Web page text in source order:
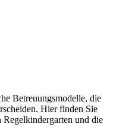
Betreuungsmodelle, die
Hier finden Sie
und die